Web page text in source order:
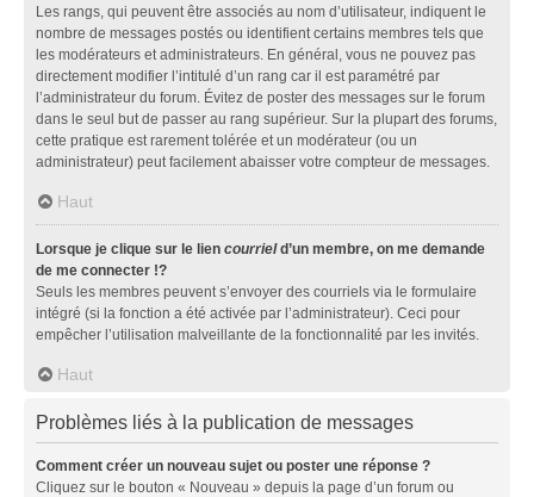
Les rangs, qui peuvent être associés au nom d’utilisateur, indiquent le
nombre de messages postés ou identifient certains membres tels que
les modérateurs et administrateurs. En général, vous ne pouvez pas
directement modifier l’intitulé d’un rang car il est paramétré par
l’administrateur du forum. Évitez de poster des messages sur le forum
dans le seul but de passer au rang supérieur. Sur la plupart des forums,
cette pratique est rarement tolérée et un modérateur (ou un
administrateur) peut facilement abaisser votre compteur de messages.
Haut
Lorsque je clique sur le lien courrield’un membre, on me demande
de me connecter !?
Seuls les membres peuvent s’envoyer des courriels via le formulaire
intégré (si la fonction a été activée par l’administrateur). Ceci pour
empêcher l’utilisation malveillante de la fonctionnalité par les invités.
Haut
Problèmes liés à la publication de messages
Comment créer un nouveau sujet ou poster une réponse ?
Cliquez sur le bouton « Nouveau » depuis la page d’un forum ou